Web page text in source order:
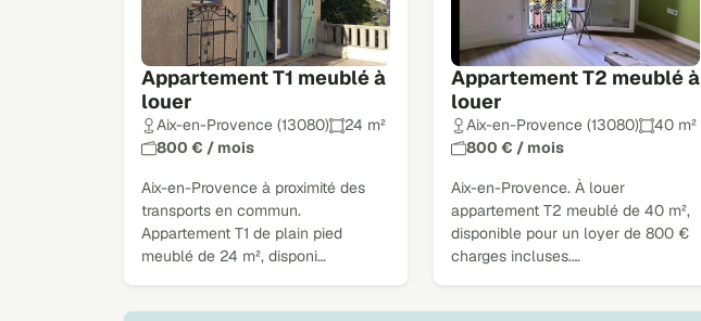
Appartement T1 meublé à
louer
Aix-en-Provence (13080)
24 m²
800 € / mois
Aix-en-Provence à proximité des
transports en commun.
Appartement T1 de plain pied
meublé de 24 m², disponi…
Appartement T2 meublé à
louer
Aix-en-Provence (13080)
40 m²
800 € / mois
Aix-en-Provence. À louer
appartement T2 meublé de 40 m²,
disponible pour un loyer de 800 €
charges incluses.…